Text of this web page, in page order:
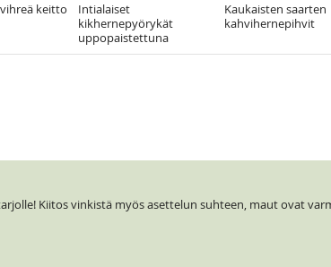
keitto
Intialaiset
kikhernepyörykät
uppopaistettuna
Kaukaisten saarten
kahvihernepihvit
Kiitos vinkistä myös asettelun suhteen, maut ovat